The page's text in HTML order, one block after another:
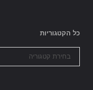
כל הקטגוריות
הקטגוריות